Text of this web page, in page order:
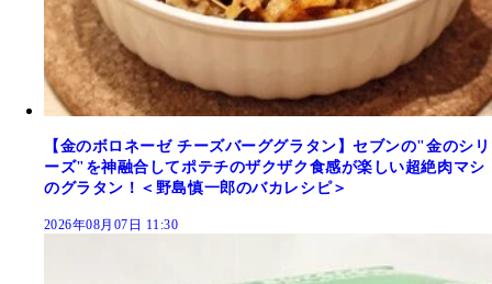
【金のボロネーゼ チーズバーググラタン】セブンの"金のシリ
ーズ"を神融合してポテチのザクザク食感が楽しい超絶肉マシ
のグラタン！＜野島慎一郎のバカレシピ＞
2026年08月07日 11:30